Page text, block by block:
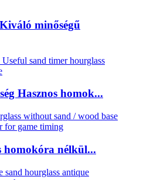
minőségű
Hasznos homok...
homokóra nélkül...